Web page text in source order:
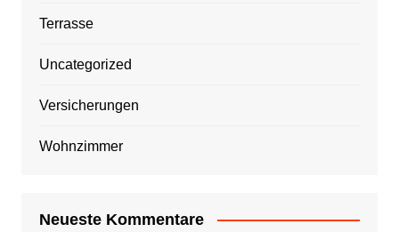
Terrasse
Uncategorized
Versicherungen
Wohnzimmer
Neueste Kommentare